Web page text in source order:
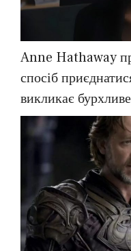
Anne Hathaway
спосіб
викликає